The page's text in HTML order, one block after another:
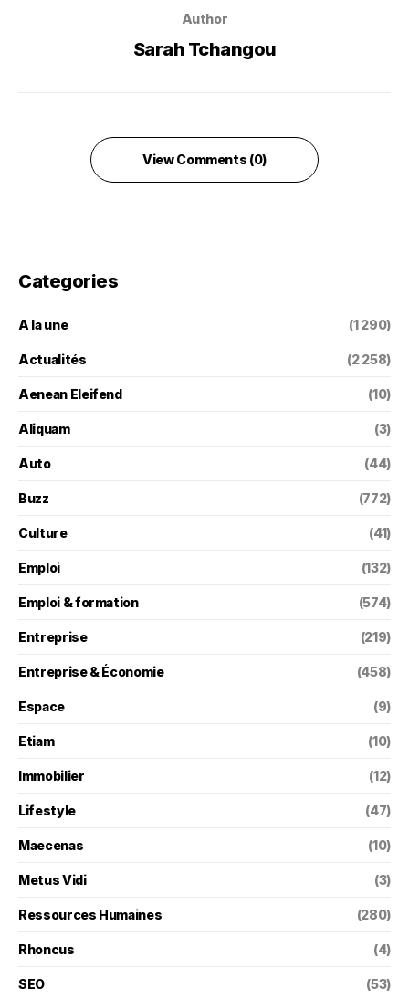
Author
Sarah Tchangou
View Comments (0)
Categories
A la une (1 290)
Actualités (2 258)
Aenean Eleifend (10)
Aliquam (3)
Auto (44)
Buzz (772)
Culture (41)
Emploi (132)
Emploi & formation (574)
Entreprise (219)
Entreprise & Économie (458)
Espace (9)
Etiam (10)
Immobilier (12)
Lifestyle (47)
Maecenas (10)
Metus Vidi (3)
Ressources Humaines (280)
Rhoncus (4)
SEO (53)